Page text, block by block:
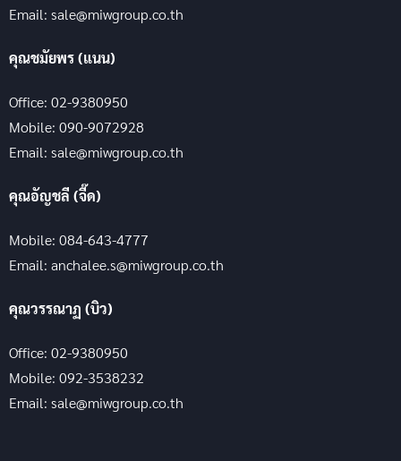
Email: sale@miwgroup.co.th
คุณชมัยพร (แนน)
Office: 02-9380950
Mobile: 090-9072928
Email: sale@miwgroup.co.th
คุณอัญชลี (จี๊ด)
Mobile: 084-643-4777
Email: anchalee.s@miwgroup.co.th
คุณวรรณาฏ (บิว)
Office: 02-9380950
Mobile: 092-3538232
Email: sale@miwgroup.co.th